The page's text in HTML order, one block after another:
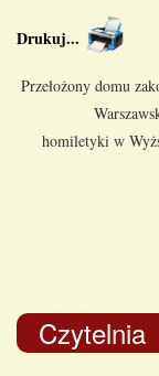
Drukuj...
Przełożony domu
homiletyki w
Czytelnia